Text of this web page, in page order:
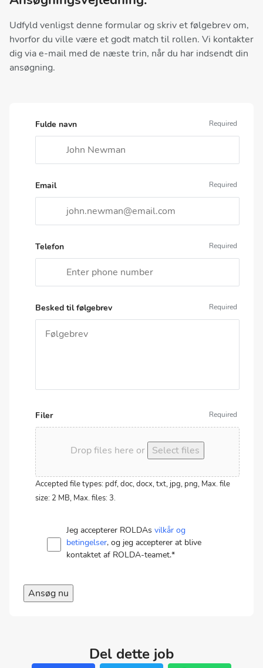
Udfyld venligst denne formular og skriv et følgebrev om,
hvorfor du ville være et godt match til rollen. Vi kontakter
dig via e-mail med de næste trin, når du har indsendt din
ansøgning.
Fulde navn
Email
Telefon
Besked til følgebrev
Filer
Drop files here or Select files
Accepted file types: pdf, doc, docx, txt, jpg, png, Max. file
size: 2 MB, Max. files: 3.
Jeg accepterer ROLDAs vilkår og
betingelser, og jeg accepterer at blive
kontaktet af ROLDA-teamet.*
Ansøg nu
Del dette job